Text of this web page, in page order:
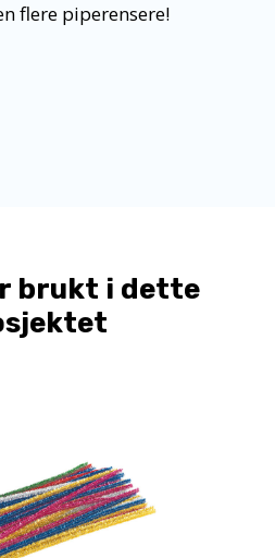
flere piperensere!
brukt i dette